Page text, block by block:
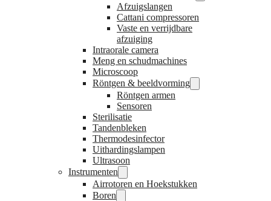
Afzuigslangen
Cattani compressoren
Vaste en verrijdbare
afzuiging
Intraorale camera
Meng en schudmachines
Microscoop
Röntgen & beeldvorming
Röntgen armen
Sensoren
Sterilisatie
Tandenbleken
Thermodesinfector
Uithardingslampen
Ultrasoon
Instrumenten
Airrotoren en Hoekstukken
Boren